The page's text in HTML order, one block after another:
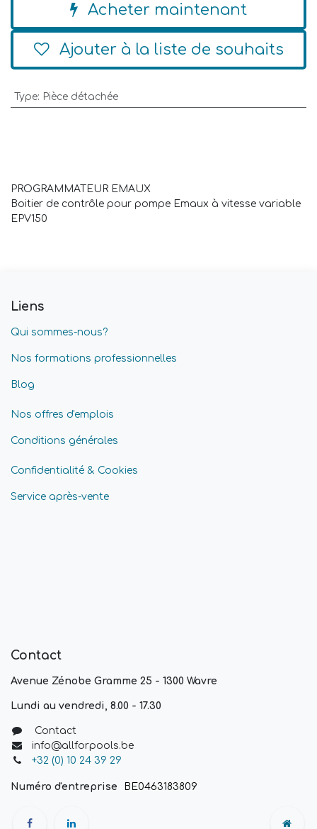
Acheter maintenant
Ajouter à la liste de souhaits
Type: Pièce détachée
PROGRAMMATEUR EMAUX
Boitier de contrôle pour pompe Emaux à vitesse variable
EPV150
Liens
Qui sommes-nous?
Nos formations professionnelles
Blog
Nos offres d'emplois
Conditions générales
Confidentialité & Cookies
Service après-vente
Contact
Avenue Zénobe Gramme 25 - 1300 Wavre
Lundi au vendredi, 8.00 - 17.30
Contact
info@allforpools.be
+32 (0) 10 24 39 29
Numéro d'entreprise BE0463183809